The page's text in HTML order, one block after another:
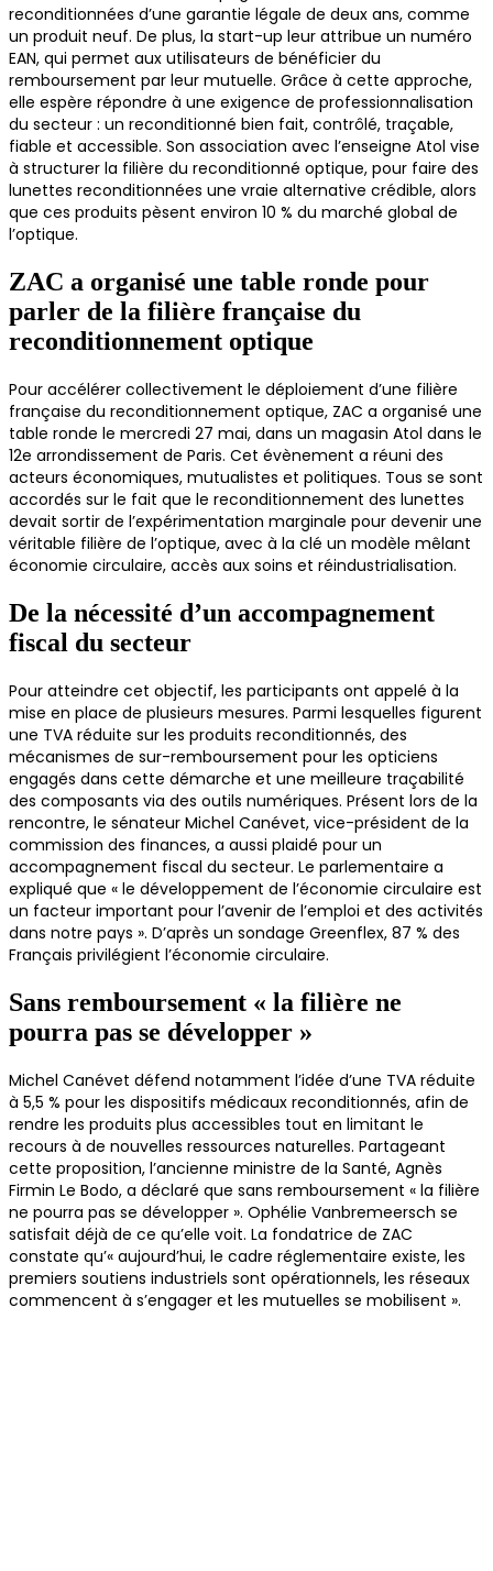
reconditionnées d’une garantie légale de deux ans, comme
un produit neuf. De plus, la start-up leur attribue un numéro
EAN, qui permet aux utilisateurs de bénéficier du
remboursement par leur mutuelle. Grâce à cette approche,
elle espère répondre à une exigence de professionnalisation
du secteur : un reconditionné bien fait, contrôlé, traçable,
fiable et accessible. Son association avec l’enseigne Atol vise
à structurer la filière du reconditionné optique, pour faire des
lunettes reconditionnées une vraie alternative crédible, alors
que ces produits pèsent environ 10 % du marché global de
l’optique.
ZAC a organisé une table ronde pour
parler de la filière française du
reconditionnement optique
Pour accélérer collectivement le déploiement d’une filière
française du reconditionnement optique, ZAC a organisé une
table ronde le mercredi 27 mai, dans un magasin Atol dans le
12e arrondissement de Paris. Cet évènement a réuni des
acteurs économiques, mutualistes et politiques. Tous se sont
accordés sur le fait que le reconditionnement des lunettes
devait sortir de l’expérimentation marginale pour devenir une
véritable filière de l’optique, avec à la clé un modèle mêlant
économie circulaire, accès aux soins et réindustrialisation.
De la nécessité d’un accompagnement
fiscal du secteur
Pour atteindre cet objectif, les participants ont appelé à la
mise en place de plusieurs mesures. Parmi lesquelles figurent
une TVA réduite sur les produits reconditionnés, des
mécanismes de sur-remboursement pour les opticiens
engagés dans cette démarche et une meilleure traçabilité
des composants via des outils numériques. Présent lors de la
rencontre, le sénateur Michel Canévet, vice-président de la
commission des finances, a aussi plaidé pour un
accompagnement fiscal du secteur. Le parlementaire a
expliqué que « le développement de l’économie circulaire est
un facteur important pour l’avenir de l’emploi et des activités
dans notre pays ». D’après un sondage Greenflex, 87 % des
Français privilégient l’économie circulaire.
Sans remboursement « la filière ne
pourra pas se développer »
Michel Canévet défend notamment l’idée d’une TVA réduite
à 5,5 % pour les dispositifs médicaux reconditionnés, afin de
rendre les produits plus accessibles tout en limitant le
recours à de nouvelles ressources naturelles. Partageant
cette proposition, l’ancienne ministre de la Santé, Agnès
Firmin Le Bodo, a déclaré que sans remboursement « la filière
ne pourra pas se développer ». Ophélie Vanbremeersch se
satisfait déjà de ce qu’elle voit. La fondatrice de ZAC
constate qu’« aujourd’hui, le cadre réglementaire existe, les
premiers soutiens industriels sont opérationnels, les réseaux
commencent à s’engager et les mutuelles se mobilisent ».